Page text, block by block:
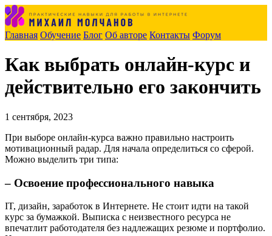
Главная Обучение Блог Об авторе Контакты Форум
Как выбрать онлайн-курс и
действительно его закончить
1 сентября, 2023
При выборе онлайн-курса важно правильно настроить
мотивационный радар. Для начала определиться со сферой.
Можно выделить три типа:
– Освоение профессионального навыка
IT, дизайн, заработок в Интернете. Не стоит идти на такой
курс за бумажкой. Выписка с неизвестного ресурса не
впечатлит работодателя без надлежащих резюме и портфолио.